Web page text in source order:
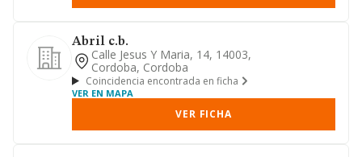
Abril c.b.
Calle Jesus Y Maria, 14, 14003,
Cordoba, Cordoba
Coincidencia encontrada en ficha
VER EN MAPA
VER FICHA